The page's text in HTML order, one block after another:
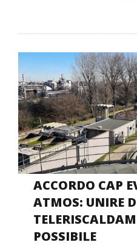
ACCORDO CAP
ATMOS: UNIRE
POSSIBILE